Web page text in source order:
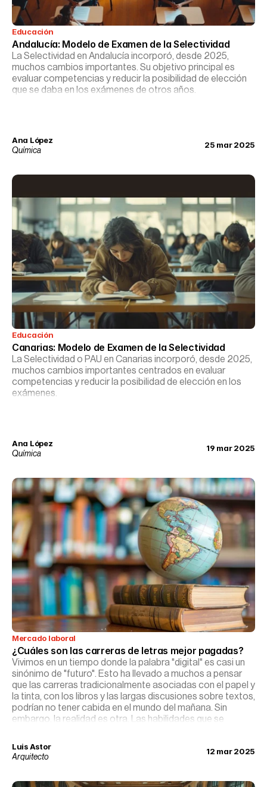
Educación
Andalucía: Modelo de Examen de la Selectividad
La Selectividad en Andalucía incorporó, desde 2025,
muchos cambios importantes. Su objetivo principal es
evaluar competencias y reducir la posibilidad de elección
que se daba en los exámenes de otros años.
Ana López
Química
25 mar 2025
Educación
Canarias: Modelo de Examen de la Selectividad
La Selectividad o PAU en Canarias incorporó, desde 2025,
muchos cambios importantes centrados en evaluar
competencias y reducir la posibilidad de elección en los
exámenes.
Ana López
Química
19 mar 2025
Mercado laboral
¿Cuáles son las carreras de letras mejor pagadas?
Vivimos en un tiempo donde la palabra "digital" es casi un
sinónimo de "futuro". Esto ha llevado a muchos a pensar
que las carreras tradicionalmente asociadas con el papel y
la tinta, con los libros y las largas discusiones sobre textos,
podrían no tener cabida en el mundo del mañana. Sin
embargo, la realidad es otra. Las habilidades que se
comunicación efectiva, empatía cultural— son ahora más
valiosas que nunca. Y sí, hay un amplio y prometedor
Luis Astor
Arquitecto
12 mar 2025